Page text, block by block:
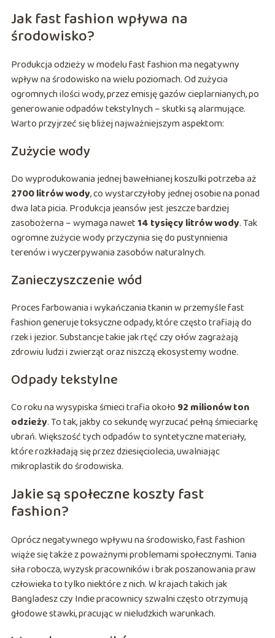
Jak fast fashion wpływa na
środowisko?
Produkcja odzieży w modelu fast fashion ma negatywny
wpływ na środowisko na wielu poziomach. Od zużycia
ogromnych ilości wody, przez emisję gazów cieplarnianych, po
generowanie odpadów tekstylnych – skutki są alarmujące.
Warto przyjrzeć się bliżej najważniejszym aspektom:
Zużycie wody
Do wyprodukowania jednej bawełnianej koszulki potrzeba aż
2700 litrów wody, co wystarczyłoby jednej osobie na ponad
dwa lata picia. Produkcja jeansów jest jeszcze bardziej
zasobożerna – wymaga nawet14 tysięcy litrów wody. Tak
ogromne zużycie wody przyczynia się do pustynnienia
terenów i wyczerpywania zasobów naturalnych.
Zanieczyszczenie wód
Proces farbowania i wykańczania tkanin w przemyśle fast
fashion generuje toksyczne odpady, które często trafiają do
rzek i jezior. Substancje takie jak rtęć czy ołów zagrażają
zdrowiu ludzi i zwierząt oraz niszczą ekosystemy wodne.
Odpady tekstylne
Co roku na wysypiska śmieci trafia około 92 milionów ton
odzieży. To tak, jakby co sekundę wyrzucać pełną śmieciarkę
ubrań. Większość tych odpadów to syntetyczne materiały,
które rozkładają się przez dziesięciolecia, uwalniając
mikroplastik do środowiska.
Jakie są społeczne koszty fast
fashion?
Oprócz negatywnego wpływu na środowisko, fast fashion
wiąże się także z poważnymi problemami społecznymi. Tania
siła robocza, wyzysk pracowników i brak poszanowania praw
człowieka to tylko niektóre z nich. W krajach takich jak
Bangladesz czy Indie pracownicy szwalni często otrzymują
głodowe stawki, pracując w nieludzkich warunkach.